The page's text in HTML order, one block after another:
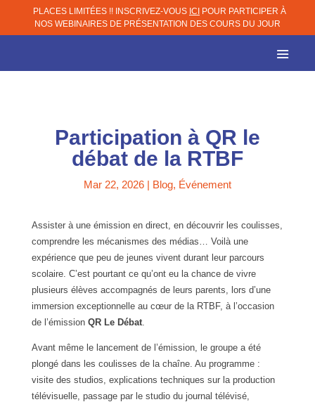
PLACES LIMITÉES !! INSCRIVEZ-VOUS ICI
POUR PARTICIPER À
NOS WEBINAIRES DE PRÉSENTATION DES COURS DU JOUR
Participation à QR le
débat de la RTBF
Mar 22, 2026| Blog, Événement
Assister à une émission en direct, en découvrir les coulisses,
comprendre les mécanismes des médias… Voilà une
expérience que peu de jeunes vivent durant leur parcours
scolaire. C’est pourtant ce qu’ont eu la chance de vivre
plusieurs élèves accompagnés de leurs parents, lors d’une
immersion exceptionnelle au cœur de la RTBF, à l’occasion
de l’émission QR Le Débat.
Avant même le lancement de l’émission, le groupe a été
plongé dans les coulisses de la chaîne. Au programme :
visite des studios, explications techniques sur la production
télévisuelle, passage par le studio du journal télévisé,